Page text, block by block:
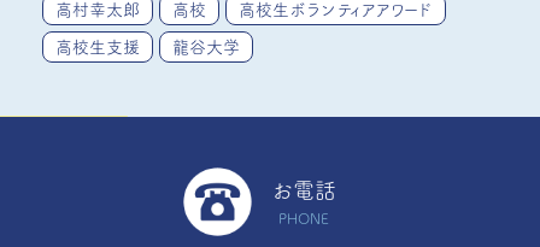
高村幸太郎 高校 高校生ボランティアアワード
高校生支援 龍谷大学
お電話
PHONE